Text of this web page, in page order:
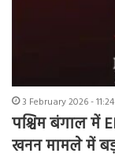
3 February 2026 -
पश्चिम बंगाल में
खनन मामले में